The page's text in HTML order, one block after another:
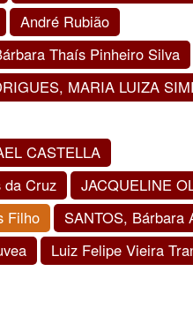
André Rubião
Thaís Pinheiro Silva
MARIA LUIZA
CASTELLA
da Cruz
JACQUELINE
Filho
SANTOS, Bárbara
Luiz Felipe Vieira